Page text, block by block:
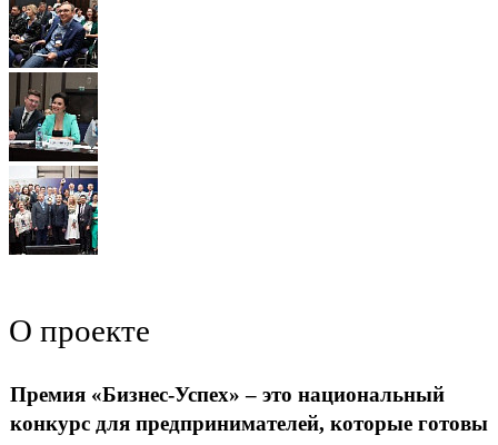
О проекте
Премия «Бизнес-Успех» – это национальный
конкурс для предпринимателей, которые готовы